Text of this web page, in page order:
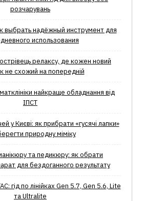
розчарувань
выбрать надёжный инструмент для
использования
релаксу, де кожен новий
не схожий на попередній
найкраще обладнання від
ІПСТ
у Києві: як прибрати «гусячі лапки»
природну міміку
та педикюру: як обрати
для бездоганного результату
гід по лінійках Gen 5.7, Gen 5.6, Lite
та Ultralite